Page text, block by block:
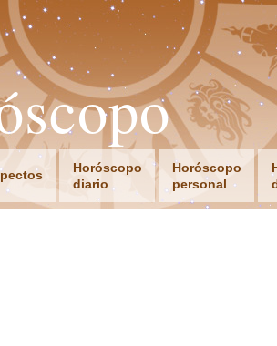
Horóscopo
diario
Horóscopo
personal